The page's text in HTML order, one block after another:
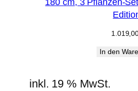
180 cm, 3 Pflanzen-
In den
inkl. 19 % MwSt.